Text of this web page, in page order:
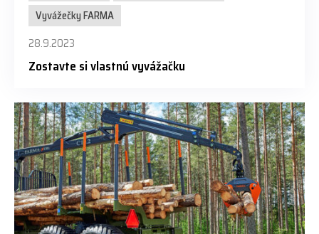
Vyvážečky FARMA
28.9.2023
Zostavte si vlastnú vyvážačku